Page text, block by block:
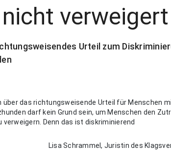
Urteil zum
über das richtungsweisende Urteil für Menschen
darf kein Grund sein, um Menschen den
verweigern. Denn das ist diskriminierend
Lisa Schrammel, Juristin des